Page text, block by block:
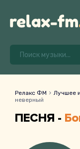
Релакс ФМ Лучшее
неверный
ПЕСНЯ -